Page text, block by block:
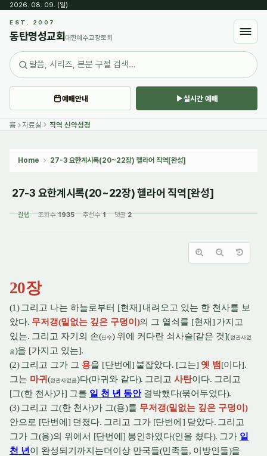
2026. 08. 09. (일) ·
EST. 2007
동탄명성교회 대한예수교장로회
예배안내 실시간 예배
홈 자료실 직역 신약성경
Home 27-3 요한계시록(20~22장) 헬라어 직역[완성]
27-3 요한계시록(20~22장) 헬라어 직역[완성]
갈렙 조회 수1935 추천 수1 댓글2
20장
(1) 그리고 나는 하늘로부터 [현재] 내려오고 있는 한 천사를 보
았다. 무저갱(밑없는 깊은 구덩이)의 그 열쇠를 [현재] 가지고
있는. 그리고 자기의 손(단수) 위에 커다란 쇠사슬[같은 것](정관사없
음)을 [가지고 있는].
(2) 그리고 그가 그 용을 [단번에 ] 붙잡았다. [그는] 옛 뱀 [이다].
그는 마귀(정관사없음)다(마귀와 같다). 그리고사탄이다. 그리고
[그(한 천사)가] 그를 일 천 년 동안 결박했다(묶어두었다).
(3) 그리고 그(한 천사)가 그(용)를 무저갱(밑없는 깊은 구덩이)
안으로 [단번에] 던졌다. 그리고 그가 [단번에] 닫았다. 그리고
그가 그(용)의 위에서 [단번에] 봉인하였다(인을 쳤다). 그가 일
천 년 이 완성되기까지는더이상 만국들(민족들, 이방인들)을
Sketchbook5, 스케치북5
Sketchbook5, 스케치북5